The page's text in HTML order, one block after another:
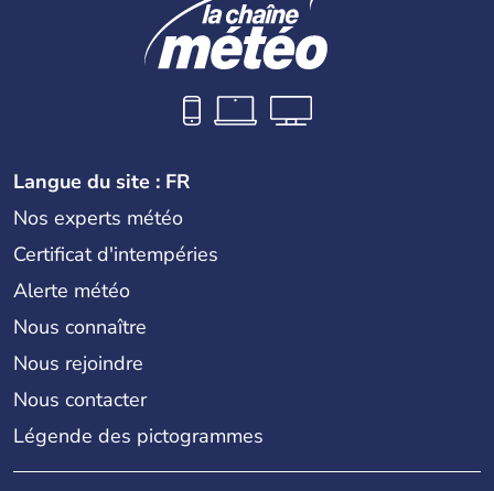
Langue du site : FR
Nos experts météo
Certificat d'intempéries
Alerte météo
Nous connaître
Nous rejoindre
Nous contacter
Légende des pictogrammes